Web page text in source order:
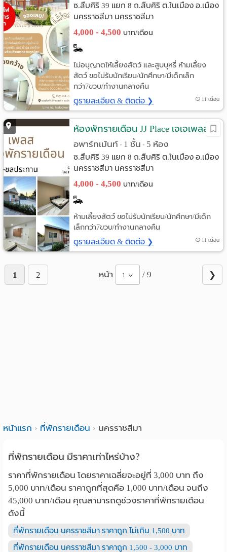
ซ.สืบศิริ 39 แยก 8 ถ.สืบศิริ ต.ในเมือง อ.เมือง
นครราชสีมา นครราชสีมา
4,000 - 4,500 บาท/เดือน
ไม่อนุญาตให้เลี้ยงสัตว์ และสูบบุหรี่ ห้ามเลี้ยง
สัตว์ ขอไม่รับนักเรียน/นักศึกษา/มีเด็กเล็ก
กว่า7ขวบ/ทำงานกลางคืน
ดูรายละเอียด & ติดต่อ ❯ 11 เดือน
ห้องพักรายเดือน JJ Place เจเจเพลส
อพาร์ทเม้นท์ • 1 ชั้น • 5 ห้อง
ซ.สืบศิริ 39 แยก 8 ถ.สืบศิริ ต.ในเมือง อ.เมือง
นครราชสีมา นครราชสีมา
4,000 - 4,500 บาท/เดือน
ห้ามเลี้ยงสัตว์ ขอไม่รับนักเรียน/นักศึกษา/มีเด็ก
เล็กกว่า7ขวบ/ทำงานกลางคืน
ดูรายละเอียด & ติดต่อ ❯ 11 เดือน
1 2 หน้า 1 / 9 ❯
หน้าแรก ที่พักรายเดือน นครราชสีมา
ที่พักรายเดือน มีราคาเท่าไหร่บ้าง?
ราคาที่พักรายเดือน โดยราคาเฉลี่ยจะอยู่ที่ 3,000 บาท ถึง
5,000 บาท/เดือน ราคาถูกที่สุดคือ 1,000 บาท/เดือน จนถึง
45,000 บาท/เดือน คุณสามารถดูช่วงราคาที่พักรายเดือน
ดังนี้
ที่พักรายเดือน นครราชสีมา ราคาถูก ไม่เกิน 1,500 บาท
ที่พักรายเดือน นครราชสีมา ราคาถูก 1,500 - 3,000 บาท